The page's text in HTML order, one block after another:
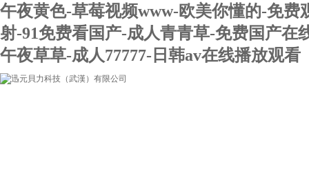
午夜黄色-草莓视频www-欧美你懂的-免
射-91免费看国产-成人青青草-免费国产
午夜草草-成人77777-日韩av在线播放观看